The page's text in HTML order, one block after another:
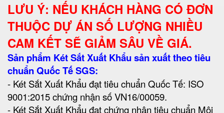
LƯU Ý: NẾU KHÁCH HÀNG CÓ ĐƠN
THUỘC DỰ ÁN SỐ LƯỢNG NHIỀU
CAM KẾT SẼ GIẢM SÂU VỀ GIÁ.
Sản phẩm Két Sắt Xuất Khẩu sản xuất theo tiêu
chuẩn Quốc Tế SGS:
- Két Sắt Xuất Khẩu đạt tiêu chuẩn Quốc Tế: ISO
9001:2015 chứng nhận số VN16/00059.
- Két Sắt Xuất Khẩu đạt chứng nhận tiêu chuẩn Môi